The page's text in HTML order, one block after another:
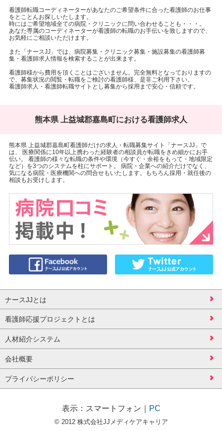
看護師転職コーディネーターがあなたのご希望条件に合った看護師のお仕事
をとことんお探しいたします。
時にはご希望地域全ての病院・クリニックに問い合わせることも・・・。
あなた専属のコーディネーターが看護師の転職のお手伝いを致しますので、
お気軽にご相談いただけます。
また「ナースJJ」では、病院募集・クリニック募集・施設募集の看護師募
集・看護師求人情報を検索することが出来ます。
看護師様から費用を頂くことはございません。完全無料となっておりますの
で、募集状況の閲覧・転職をご検討の看護師様、是非ご利用下さい。
看護師求人・看護師転職サイトとし募集から採用まで安心・信頼です。
熊本県 上益城郡嘉島町における看護師求人
熊本県 上益城郡嘉島町看護師だけの求人・転職募集サイト「ナースJJ」で
は、 医療関係に10年以上携わった経験者の相談員が転職をきめ細かにお手
伝い。 看護師の様々な転職の条件や環境（今すぐ・余裕をもって・地域限定
など）を3つのシステムを柱にサポート。 病院・企業への紹介だけでなく、
気になる病院・医療機関への問合せもいたします。もちろん採用・就任後の
相談もお受けします。
ナースJJとは
看護師応援プロジェクトとは
人材紹介システム
会社概要
プライバシーポリシー
表示： スマートフォン PC
© 2012 株式会社JJメディケアキャリア